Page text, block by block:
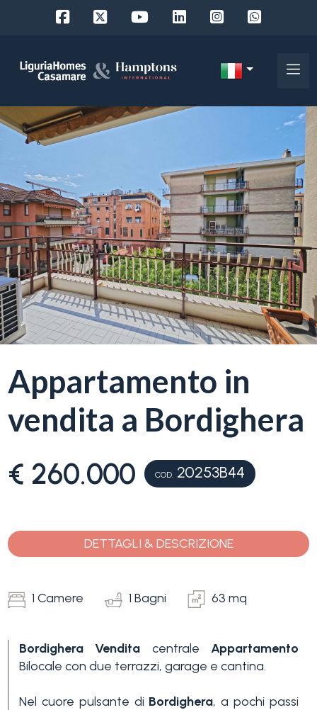
Appartamento in
vendita a Bordighera
€ 260.000 COD. 20253B44
DETTAGLI & DESCRIZIONE
1 Camere 1 Bagni 63 mq
Bordighera Vendita centrale Appartamento
Bilocale con due terrazzi, garage e cantina.
Nel cuore pulsante di Bordighera, a pochi passi
EN
Chi
siamo
I
nostri
servizi
Liguria
Ricerca
Blog
Scegli
dove
Provincia
Comune
Tipologia
-
multiscelta
Terreni
Prezzo